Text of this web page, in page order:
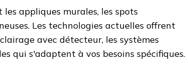
appliques murales, les spots
Les technologies actuelles offrent
avec détecteur, les systèmes
qui s'adaptent à vos besoins spécifiques.